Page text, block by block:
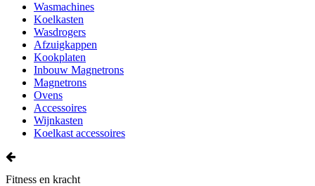
Wasmachines
Koelkasten
Wasdrogers
Afzuigkappen
Kookplaten
Inbouw Magnetrons
Magnetrons
Ovens
Accessoires
Wijnkasten
Koelkast accessoires
Fitness en kracht